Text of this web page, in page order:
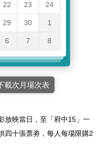
22 23 24
29 30 1
6 7 8
載次月場次表
放映當日，至「府中15」一
四十張票劵，每人每場限購2